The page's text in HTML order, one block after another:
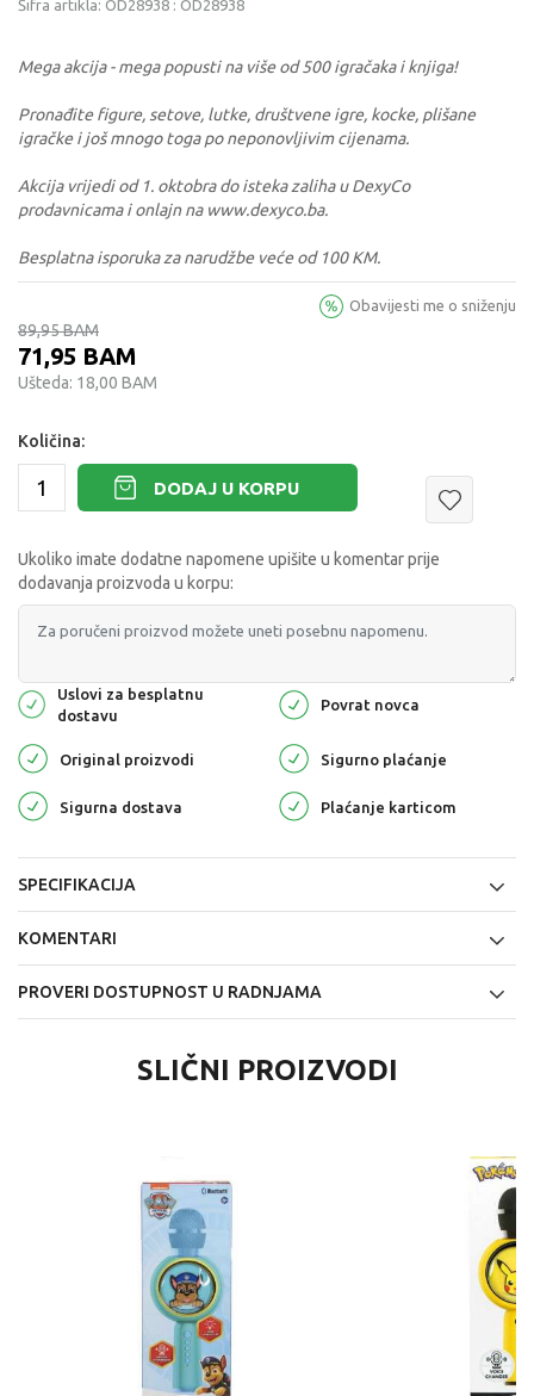
Šifra artikla: OD28938 : OD28938
Mega akcija - mega popusti na više od 500 igračaka i knjiga!
Pronađite figure, setove, lutke, društvene igre, kocke, plišane
igračke i još mnogo toga po neponovljivim cijenama.
Akcija vrijedi od 1. oktobra do isteka zaliha u DexyCo
prodavnicama i onlajn na www.dexyco.ba.
Besplatna isporuka za narudžbe veće od 100 KM.
89,95BAM
71,95 BAM
Ušteda: 18,00 BAM
Obavijesti me o sniženju
Količina:
DODAJ U KORPU
Ukoliko imate dodatne napomene upišite u komentar prije
dodavanja proizvoda u korpu:
Uslovi za besplatnu
dostavu
Povrat novca
Original proizvodi Sigurno plaćanje
Sigurna dostava Plaćanje karticom
SPECIFIKACIJA
KOMENTARI
PROVERI DOSTUPNOST U RADNJAMA
SLIČNI PROIZVODI